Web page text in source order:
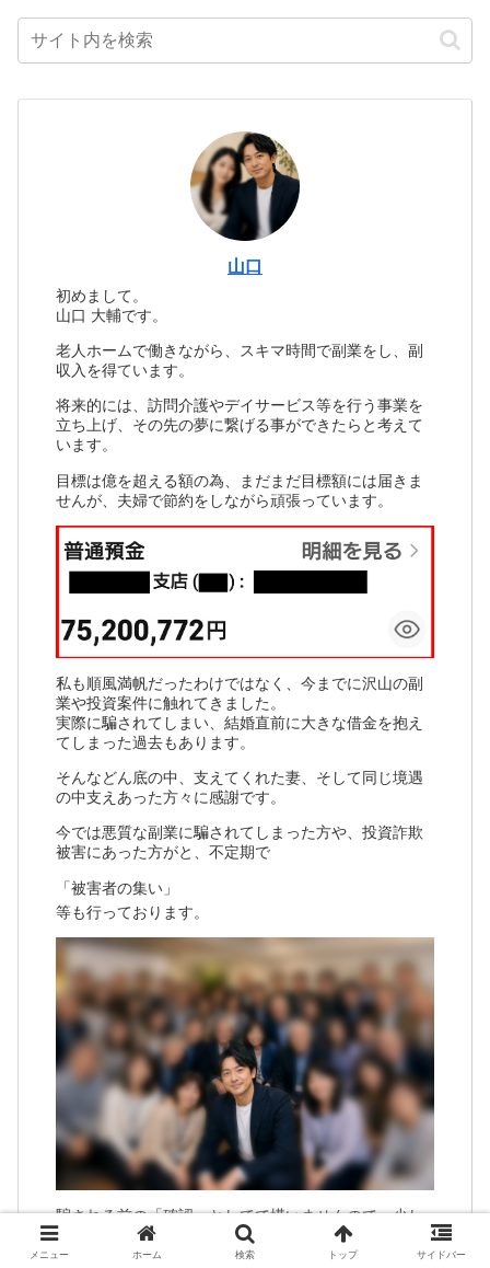
山口
初めまして。
山口 大輔です。
老人ホームで働きながら、スキマ時間で副業をし、副
収入を得ています。
将来的には、訪問介護やデイサービス等を行う事業を
立ち上げ、その先の夢に繋げる事ができたらと考えて
います。
目標は億を超える額の為、まだまだ目標額には届きま
せんが、夫婦で節約をしながら頑張っています。
私も順風満帆だったわけではなく、今までに沢山の副
業や投資案件に触れてきました。
実際に騙されてしまい、結婚直前に大きな借金を抱え
てしまった過去もあります。
そんなどん底の中、支えてくれた妻、そして同じ境遇
の中支えあった方々に感謝です。
今では悪質な副業に騙されてしまった方や、投資詐欺
被害にあった方がと、不定期で
「被害者の集い」
等も行っております。
騙される前の「確認」としてで構いませんので、少し
でも悩んだ時はお気軽にLINEでご連絡ください。
メニュー ホーム 検索 トップ サイドバー